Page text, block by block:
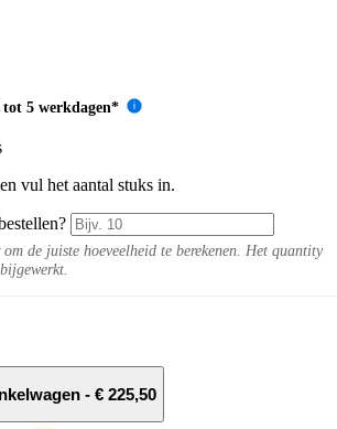
5 werkdagen* i
vul het aantal stuks in.
de juiste hoeveelheid te berekenen. Het quantity
- € 225,50